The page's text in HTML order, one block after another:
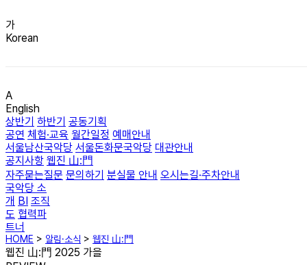
가
Korean
A
English
상반기 하반기 공동기획
공연 체험·교육 월간일정 예매안내
서울남산국악당 서울돈화문국악당 대관안내
공지사항 웹진 山:門
자주묻는질문 문의하기 분실물 안내 오시는길·주차안내
국악당 소
개 BI 조직
도 협력파
트너
HOME > 알림·소식 > 웹진 山:門
웹진 山:門 2025 가을